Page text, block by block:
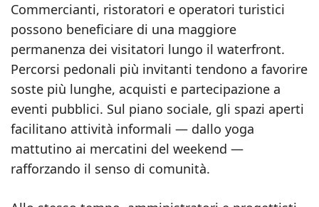
Commercianti, ristoratori e operatori turistici
possono beneficiare di una maggiore
permanenza dei visitatori lungo il waterfront.
Percorsi pedonali più invitanti tendono a favorire
soste più lunghe, acquisti e partecipazione a
eventi pubblici. Sul piano sociale, gli spazi aperti
facilitano attività informali — dallo yoga
mattutino ai mercatini del weekend —
rafforzando il senso di comunità.